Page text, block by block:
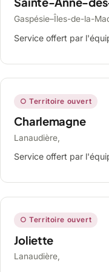
Gaspésie–Îles-de-la-
Service offert par
○ Territoire ouvert
Charlemagne
Lanaudière,
Service offert par
○ Territoire ouvert
Joliette
Lanaudière,